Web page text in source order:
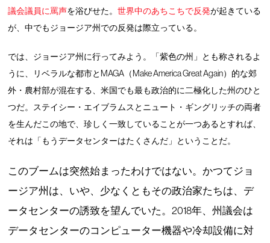
議会議員に罵声を浴びせた。世界中のあちこちで反発が起きている
が、中でもジョージア州での反発は際立っている。
では、ジョージア州に行ってみよう。「紫色の州」とも称されるよ
うに、リベラルな都市とMAGA（Make America Great Again）的な郊
外・農村部が混在する、米国でも最も政治的に二極化した州のひと
つだ。ステイシー・エイブラムスとニュート・ギングリッチの両者
を生んだこの地で、珍しく一致していることが一つあるとすれば、
それは「もうデータセンターはたくさんだ」ということだ。
このブームは突然始まったわけではない。かつてジョ
ージア州は、いや、少なくともその政治家たちは、デ
ータセンターの誘致を望んでいた。2018年、州議会は
データセンターのコンピューター機器や冷却設備に対